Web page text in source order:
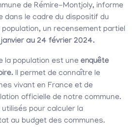
de Rémire-Montjoly, informe
dans le cadre du dispositif du
un recensement partiel
janvier au 24 février 2024.
la population est une enquête
Il permet de connaître le
vivant en France et de
officielle de notre commune.
pour calculer la
au budget des communes.